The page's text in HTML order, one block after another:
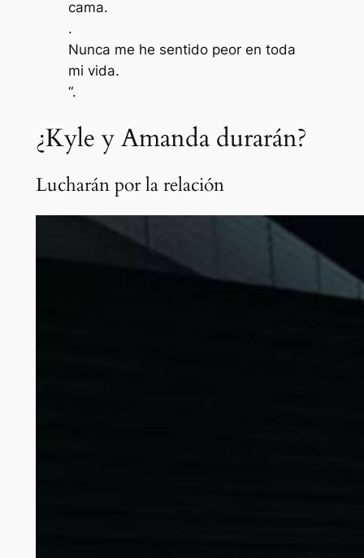
cama.
.
Nunca me he sentido peor en toda
mi vida.
“.
¿Kyle y Amanda durarán?
Lucharán por la relación